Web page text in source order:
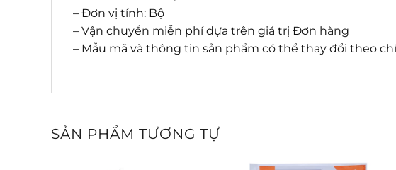
– Đơn vị tính: Bộ
– Vận chuyển miễn phí dựa trên giá trị Đơn hàng
– Mẫu mã và thông tin sản phẩm có thể thay đổi theo
SẢN PHẨM TƯƠNG TỰ